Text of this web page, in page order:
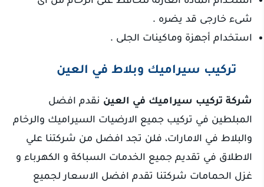
شىء خارجى قد يضره .
استخدام أجهزة وماكينات الجلى .
تركيب سيراميك وبلاط في العين
شركة تركيب سيراميك في العين نقدم افضل
المبلطين في تركيب جميع الارضيات السيراميك والرخام
والبلاط في الامارات، فلن تجد افضل من شركتنا علي
الاطلاق في تقديم جميع الخدمات السباكة و الكهرباء و
غزل الحمامات شركتنا تقدم افضل الاسعار لجميع